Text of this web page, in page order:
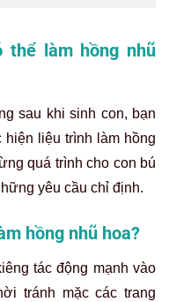
thể làm hồng nhũ
sau khi sinh con, bạn
hiện liệu trình làm hồng
quá trình cho con bú
yêu cầu chỉ định.
hồng nhũ hoa?
tác động mạnh vào
tránh mặc các trang